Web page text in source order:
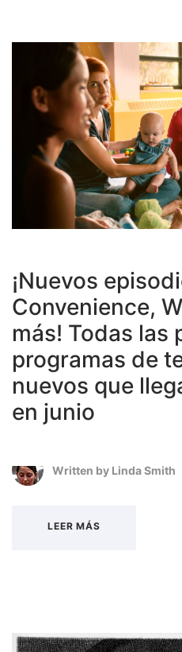
¡Nuevos
Convenience,
más! Todas las
programas de
nuevos que
en junio
Written by Linda Smith
LEER MÁS